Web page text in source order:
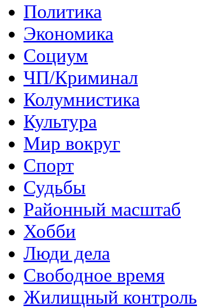
Политика
Экономика
Социум
ЧП/Криминал
Колумнистика
Культура
Мир вокруг
Спорт
Судьбы
Районный масштаб
Хобби
Люди дела
Свободное время
Жилищный контроль